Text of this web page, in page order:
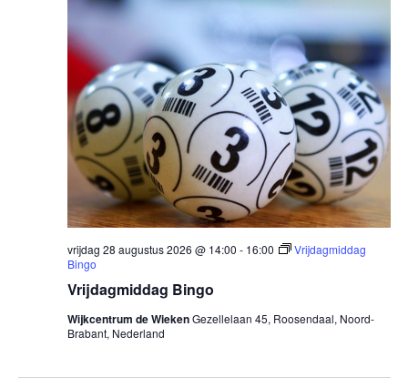
Vrijdagmiddag Bingo
vrijdag 28 augustus 2026 @ 14:00 - 16:00
Vrijdagmiddag
Bingo
Wijkcentrum de WiekenGezellelaan 45, Roosendaal, Noord-
Brabant, Nederland